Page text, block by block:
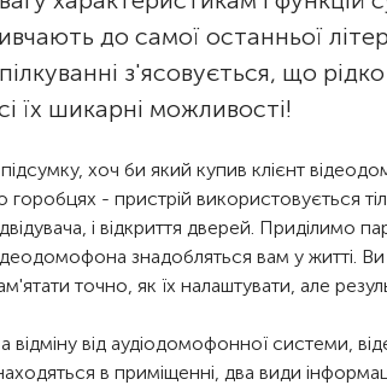
до самої останньої
з'ясовується, що
їх шикарні можливості!
хоч би який купив клієнт
горобцях - пристрій використовується
і відкриття дверей. Приділимо
знадобляться вам у житті.
точно, як їх налаштувати, але
відміну від аудіодомофонної системи,
в приміщенні, два види